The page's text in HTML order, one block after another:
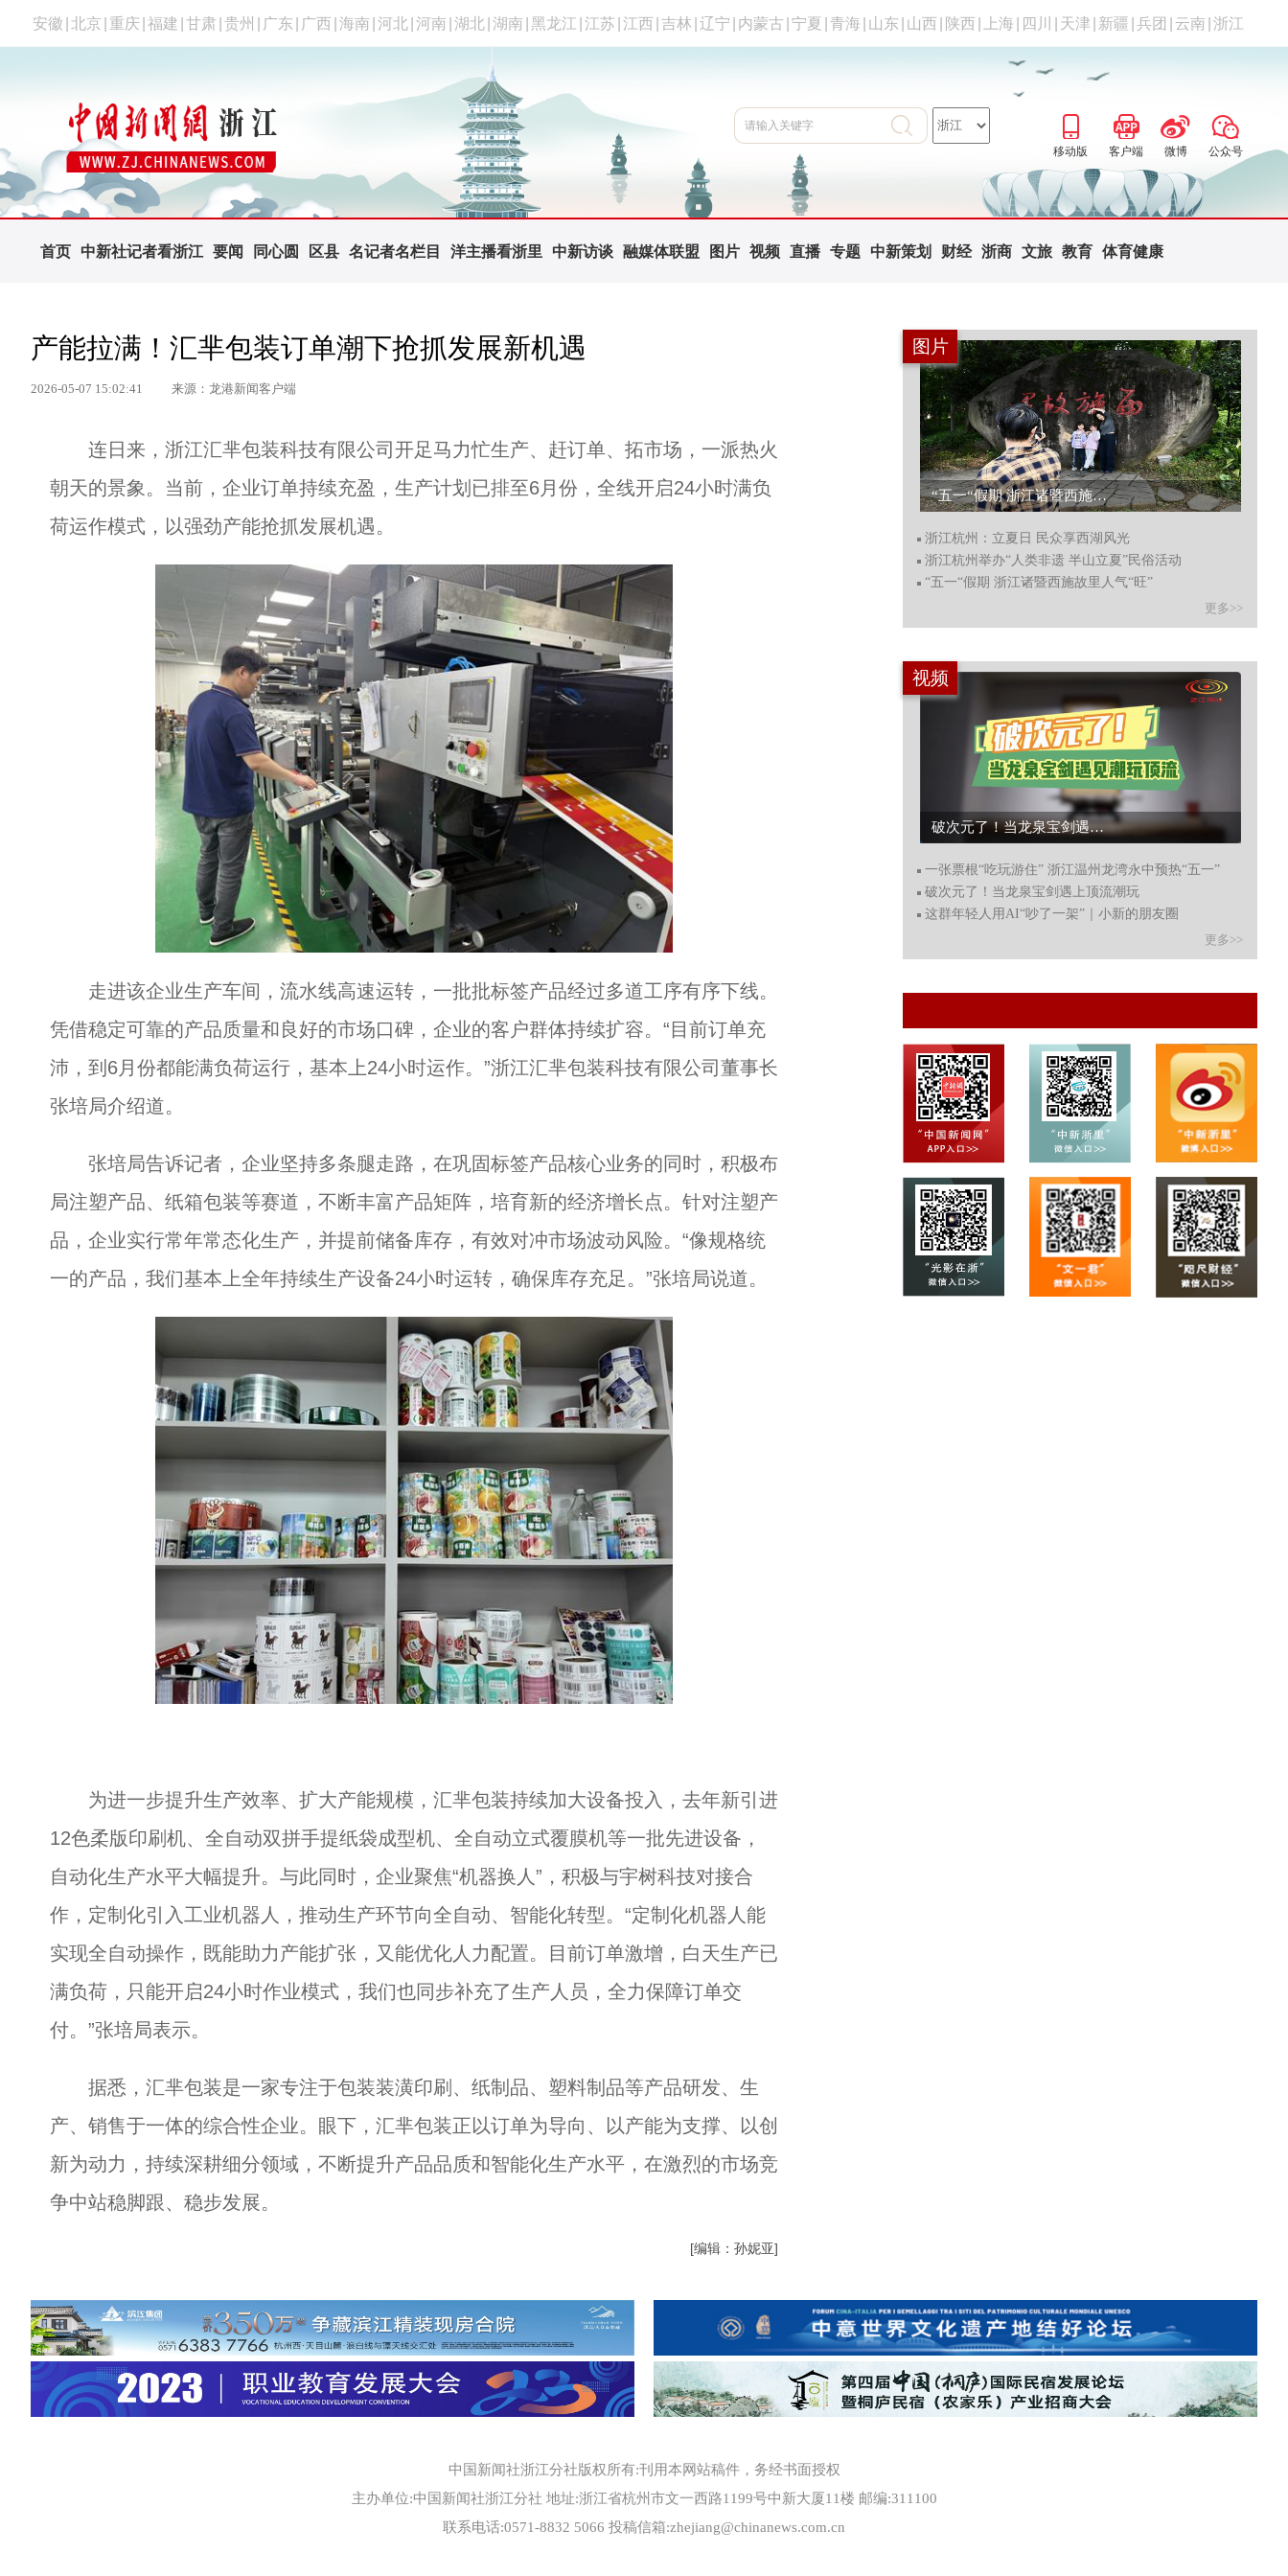
安徽 北京 重庆 福建 甘肃 贵州 广东 广西 海南 河北 河南 湖北 湖南 黑龙江 江苏 江西 吉林 辽宁 内蒙古 宁夏 青海 山东 山西 陕西 上海 四川 天津 新疆 兵团 云南 浙江
移动版 客户端 微博 公众号
首页 中新社记者看浙江 要闻 同心圆 区县 名记者名栏目 洋主播看浙里 中新访谈 融媒体联盟 图片 视频 直播 专题 中新策划 财经 浙商 文旅 教育 体育健康
产能拉满！汇芈包装订单潮下抢抓发展新机遇
2026-05-07 15:02:41 来源：龙港新闻客户端
连日来，浙江汇芈包装科技有限公司开足马力忙生产、赶订单、拓市场，一派热火
朝天的景象。当前，企业订单持续充盈，生产计划已排至6月份，全线开启24小时满负
荷运作模式，以强劲产能抢抓发展机遇。
走进该企业生产车间，流水线高速运转，一批批标签产品经过多道工序有序下线。
凭借稳定可靠的产品质量和良好的市场口碑，企业的客户群体持续扩容。“目前订单充
沛，到6月份都能满负荷运行，基本上24小时运作。”浙江汇芈包装科技有限公司董事长
张培局介绍道。
张培局告诉记者，企业坚持多条腿走路，在巩固标签产品核心业务的同时，积极布
局注塑产品、纸箱包装等赛道，不断丰富产品矩阵，培育新的经济增长点。针对注塑产
品，企业实行常年常态化生产，并提前储备库存，有效对冲市场波动风险。“像规格统
一的产品，我们基本上全年持续生产设备24小时运转，确保库存充足。”张培局说道。
为进一步提升生产效率、扩大产能规模，汇芈包装持续加大设备投入，去年新引进
12色柔版印刷机、全自动双拼手提纸袋成型机、全自动立式覆膜机等一批先进设备，
自动化生产水平大幅提升。与此同时，企业聚焦“机器换人”，积极与宇树科技对接合
作，定制化引入工业机器人，推动生产环节向全自动、智能化转型。“定制化机器人能
实现全自动操作，既能助力产能扩张，又能优化人力配置。目前订单激增，白天生产已
满负荷，只能开启24小时作业模式，我们也同步补充了生产人员，全力保障订单交
付。”张培局表示。
据悉，汇芈包装是一家专注于包装装潢印刷、纸制品、塑料制品等产品研发、生
产、销售于一体的综合性企业。眼下，汇芈包装正以订单为导向、以产能为支撑、以创
新为动力，持续深耕细分领域，不断提升产品品质和智能化生产水平，在激烈的市场竞
争中站稳脚跟、稳步发展。
[编辑：孙妮亚]
图片
浙江杭州举办“人类非遗 半山立夏”民俗活动... “五一“假期 浙江诸暨西施故里人气“旺”...
浙江杭州：立夏日 民众享西湖风光
浙江杭州举办“人类非遗 半山立夏”民俗活动
“五一“假期 浙江诸暨西施故里人气“旺”
更多>>
视频
破次元了！当龙泉宝剑遇上顶流潮玩...
一张票根“吃玩游住” 浙江温州龙湾永中预热“五一”
破次元了！当龙泉宝剑遇上顶流潮玩
这群年轻人用AI“吵了一架”｜小新的朋友圈
更多>>
中国新闻社浙江分社版权所有:刊用本网站稿件，务经书面授权
主办单位:中国新闻社浙江分社 地址:浙江省杭州市文一西路1199号中新大厦11楼 邮编:311100
联系电话:0571-8832 5066 投稿信箱:zhejiang@chinanews.com.cn